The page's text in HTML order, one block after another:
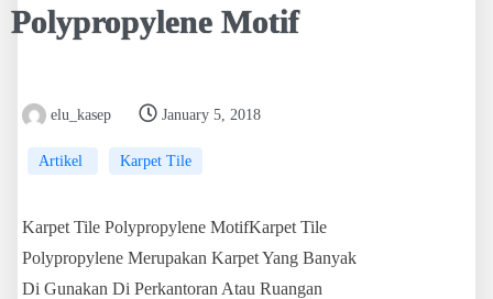
Polypropylene Motif
elu_kasep January 5, 2018
Artikel Karpet Tile
Karpet Tile Polypropylene MotifKarpet Tile
Polypropylene Merupakan Karpet Yang Banyak
Di Gunakan Di Perkantoran Atau Ruangan